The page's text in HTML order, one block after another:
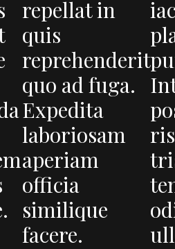
repellat in
quis
reprehenderit
quo ad fuga.
Expedita
laboriosam
aperiam
officia
similique
facere.